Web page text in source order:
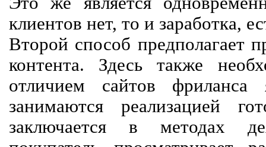
клиентов нет, то и заработка,
Второй способ предполагает
контента. Здесь также
отличием сайтов
занимаются реализацией
заключается в методах